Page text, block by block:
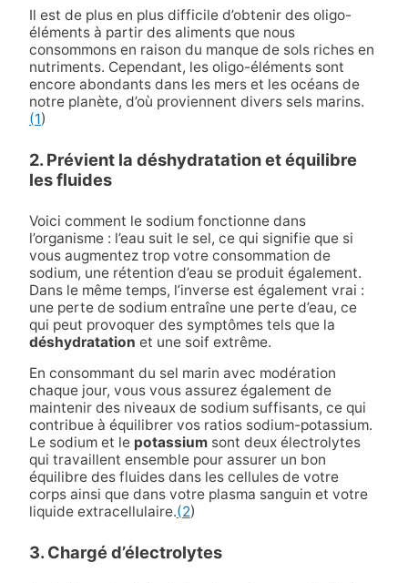
Il est de plus en plus difficile d’obtenir des oligo-
éléments à partir des aliments que nous
consommons en raison du manque de sols riches en
nutriments. Cependant, les oligo-éléments sont
encore abondants dans les mers et les océans de
notre planète, d’où proviennent divers sels marins.
(1)
2. Prévient la déshydratation et équilibre
les fluides
Voici comment le sodium fonctionne dans
l’organisme : l’eau suit le sel, ce qui signifie que si
vous augmentez trop votre consommation de
sodium, une rétention d’eau se produit également.
Dans le même temps, l’inverse est également vrai :
une perte de sodium entraîne une perte d’eau, ce
qui peut provoquer des symptômes tels que la
déshydratation et une soif extrême.
En consommant du sel marin avec modération
chaque jour, vous vous assurez également de
maintenir des niveaux de sodium suffisants, ce qui
contribue à équilibrer vos ratios sodium-potassium.
Le sodium et le potassiumsont deux électrolytes
qui travaillent ensemble pour assurer un bon
équilibre des fluides dans les cellules de votre
corps ainsi que dans votre plasma sanguin et votre
liquide extracellulaire.(2)
3. Chargé d’électrolytes